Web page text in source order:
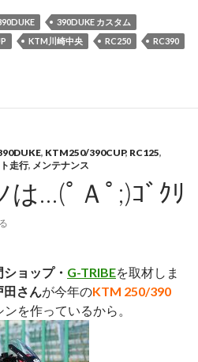
390DUKE カスタム
KTM川崎中央 RC250
RC390
, KTM250/390CUP, RC125,
走行, メンテナンス
…(ﾟＡﾟ;)ｺﾞｸﾘ
ョップ・ G-TRIBEを取材しま
田さんが今年のKTM 250/390
を作っているから。